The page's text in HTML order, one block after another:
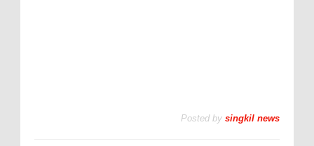
Posted by singkil news